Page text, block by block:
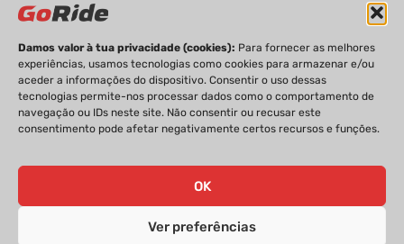
Damos valor à tua privacidade (cookies): Para fornecer as melhores
experiências, usamos tecnologias como cookies para armazenar e/ou
aceder a informações do dispositivo. Consentir o uso dessas
tecnologias permite-nos processar dados como o comportamento de
navegação ou IDs neste site. Não consentir ou recusar este
consentimento pode afetar negativamente certos recursos e funções.
OK
Ver preferências
PRIVACIDADE FICHA TÉCNICA
ESTATUTO EDITORIAL